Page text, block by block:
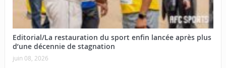
Editorial/La restauration du sport enfin lancée après plus
d’une décennie de stagnation
juin 08, 2026